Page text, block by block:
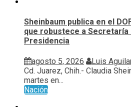
Sheinbaum publica en el
que robustece a Secretaría
Presidencia
agosto 5, 2026 Luis
Cd. Juarez, Chih.- Claudia
martes en...
Nación